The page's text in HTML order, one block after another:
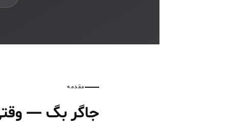
مقدمه
جاگر بگ —